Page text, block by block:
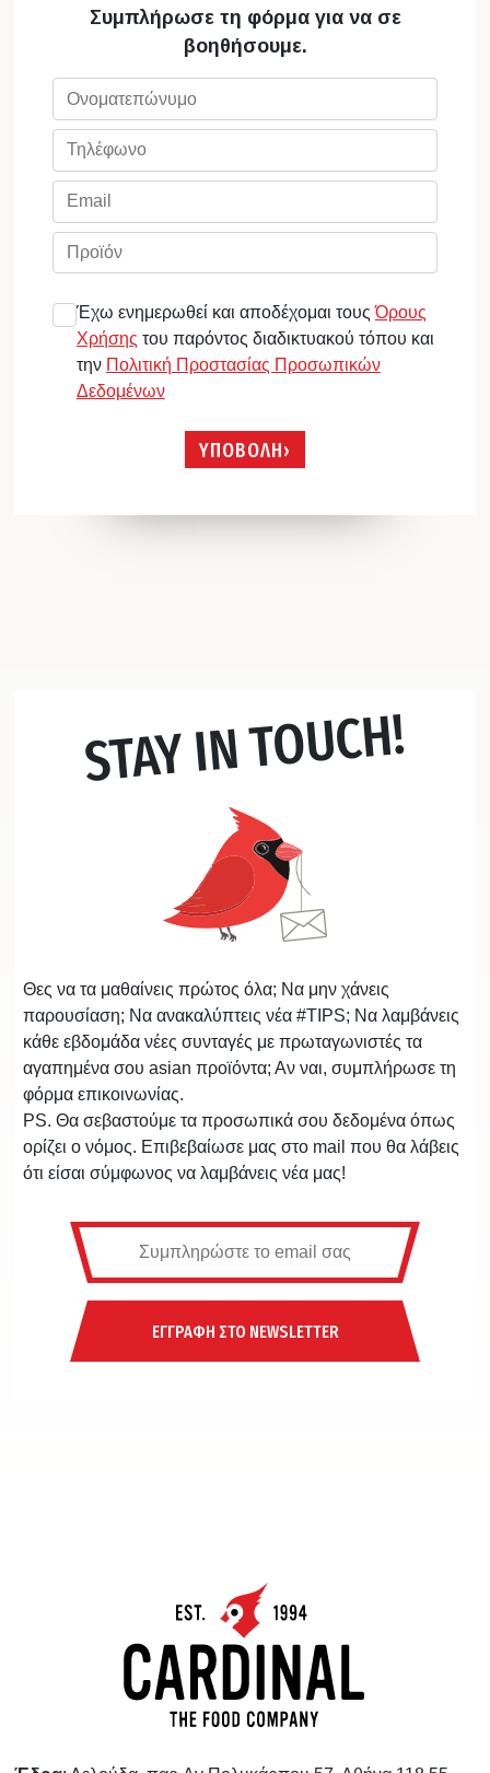
Συμπλήρωσε τη φόρμα για να σε
βοηθήσουμε.
Έχω ενημερωθεί και αποδέχομαι τουςΌρους
Χρήσης του παρόντος διαδικτυακού τόπου και
την Πολιτική Προστασίας Προσωπικών
Δεδομένων
ΥΠΟΒΟΛΗ
STAY IN TOUCH!
Θες να τα μαθαίνεις πρώτος όλα; Να μην χάνεις
παρουσίαση; Να ανακαλύπτεις νέα #TIPS; Να λαμβάνεις
κάθε εβδομάδα νέες συνταγές με πρωταγωνιστές τα
αγαπημένα σου asian προϊόντα; Αν ναι, συμπλήρωσε τη
φόρμα επικοινωνίας.
PS. Θα σεβαστούμε τα προσωπικά σου δεδομένα όπως
ορίζει ο νόμος. Επιβεβαίωσε μας στο mail που θα λάβεις
ότι είσαι σύμφωνος να λαμβάνεις νέα μας!
ΕΓΓΡΑΦΗ ΣΤΟ NEWSLETTER